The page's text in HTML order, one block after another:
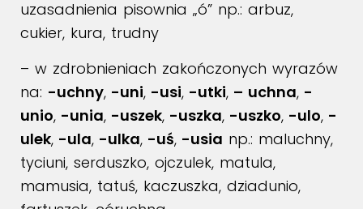
uzasadnienia pisownia „ó” np.: arbuz,
cukier, kura, trudny
– w zdrobnieniach zakończonych wyrazów
na: -uchny, -uni, -usi, -utki, – uchna, -
unio, -unia, -uszek, -uszka, -uszko, -ulo, -
ulek, -ula, -ulka, -uś, -usia np.: maluchny,
tyciuni, serduszko, ojczulek, matula,
mamusia, tatuś, kaczuszka, dziadunio,